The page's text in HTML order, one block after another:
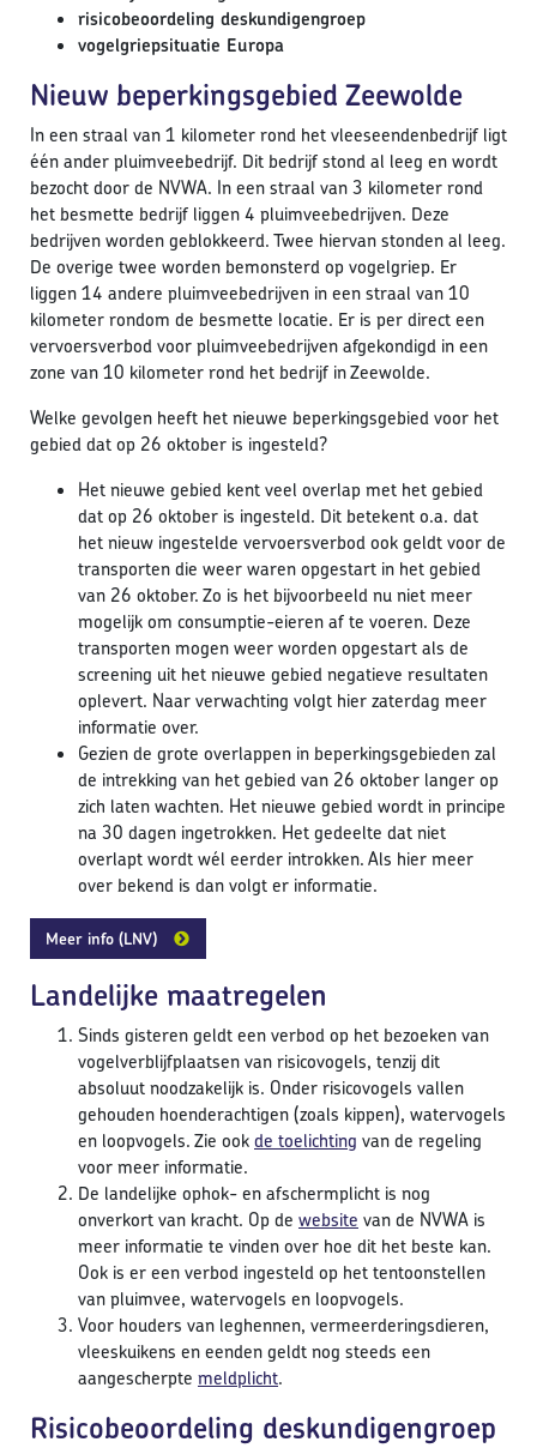
risicobeoordeling deskundigengroep
vogelgriepsituatie Europa
Nieuw beperkingsgebied Zeewolde
In een straal van 1 kilometer rond het vleeseendenbedrijf ligt
één ander pluimveebedrijf. Dit bedrijf stond al leeg en wordt
bezocht door de NVWA. In een straal van 3 kilometer rond
het besmette bedrijf liggen 4 pluimveebedrijven. Deze
bedrijven worden geblokkeerd. Twee hiervan stonden al leeg.
De overige twee worden bemonsterd op vogelgriep. Er
liggen 14 andere pluimveebedrijven in een straal van 10
kilometer rondom de besmette locatie. Er is per direct een
vervoersverbod voor pluimveebedrijven afgekondigd in een
zone van 10 kilometer rond het bedrijf in Zeewolde.
Welke gevolgen heeft het nieuwe beperkingsgebied voor het
gebied dat op 26 oktober is ingesteld?
Het nieuwe gebied kent veel overlap met het gebied
dat op 26 oktober is ingesteld. Dit betekent o.a. dat
het nieuw ingestelde vervoersverbod ook geldt voor de
transporten die weer waren opgestart in het gebied
van 26 oktober. Zo is het bijvoorbeeld nu niet meer
mogelijk om consumptie-eieren af te voeren. Deze
transporten mogen weer worden opgestart als de
screening uit het nieuwe gebied negatieve resultaten
oplevert. Naar verwachting volgt hier zaterdag meer
informatie over.
Gezien de grote overlappen in beperkingsgebieden zal
de intrekking van het gebied van 26 oktober langer op
zich laten wachten. Het nieuwe gebied wordt in principe
na 30 dagen ingetrokken. Het gedeelte dat niet
overlapt wordt wél eerder introkken. Als hier meer
over bekend is dan volgt er informatie.
Meer info (LNV)
Landelijke maatregelen
Sinds gisteren geldt een verbod op het bezoeken van
vogelverblijfplaatsen van risicovogels, tenzij dit
absoluut noodzakelijk is. Onder risicovogels vallen
gehouden hoenderachtigen (zoals kippen), watervogels
en loopvogels. Zie ookde toelichting van de regeling
voor meer informatie.
De landelijke ophok- en afschermplicht is nog
onverkort van kracht. Op de website van de NVWA is
meer informatie te vinden over hoe dit het beste kan.
Ook is er een verbod ingesteld op het tentoonstellen
van pluimvee, watervogels en loopvogels.
Voor houders van leghennen, vermeerderingsdieren,
vleeskuikens en eenden geldt nog steeds een
aangescherpte meldplicht.
Risicobeoordeling deskundigengroep